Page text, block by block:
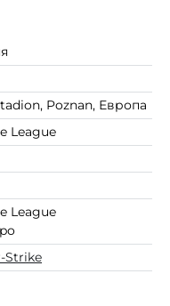
Poznan, Европа
League
League
Strike